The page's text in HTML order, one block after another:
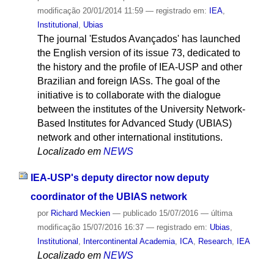
modificação20/01/2014 11:59 — registrado em: IEA,
Institutional
Ubias
The journal 'Estudos Avançados' has launched
the English version of its issue 73, dedicated to
the history and the profile of IEA-USP and other
Brazilian and foreign IASs. The goal of the
initiative is to collaborate with the dialogue
between the institutes of the University Network-
Based Institutes for Advanced Study (UBIAS)
network and other international institutions.
Localizado em NEWS
IEA-USP's deputy director now deputy
coordinator of the UBIAS network
por Richard Meckien — publicado15/07/2016 — última
modificação15/07/2016 16:37 — registrado em: Ubias
Institutional
Intercontinental Academia, ICA, Research, IEA
Localizado em NEWS